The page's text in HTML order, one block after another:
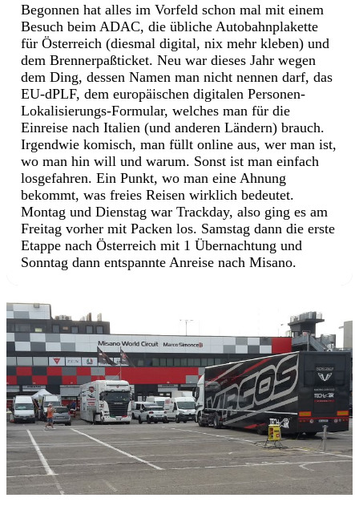
Begonnen hat alles im Vorfeld schon mal mit einem
Besuch beim ADAC, die übliche Autobahnplakette
für Österreich (diesmal digital, nix mehr kleben) und
dem Brennerpaßticket. Neu war dieses Jahr wegen
dem Ding, dessen Namen man nicht nennen darf, das
EU-dPLF, dem europäischen digitalen Personen-
Lokalisierungs-Formular, welches man für die
Einreise nach Italien (und anderen Ländern) brauch.
Irgendwie komisch, man füllt online aus, wer man ist,
wo man hin will und warum. Sonst ist man einfach
losgefahren. Ein Punkt, wo man eine Ahnung
bekommt, was freies Reisen wirklich bedeutet.
Montag und Dienstag war Trackday, also ging es am
Freitag vorher mit Packen los. Samstag dann die erste
Etappe nach Österreich mit 1 Übernachtung und
Sonntag dann entspannte Anreise nach Misano.